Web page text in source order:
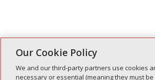
Our Cookie Policy
We and our third-party partners use cookies
necessary or essential (meaning they must